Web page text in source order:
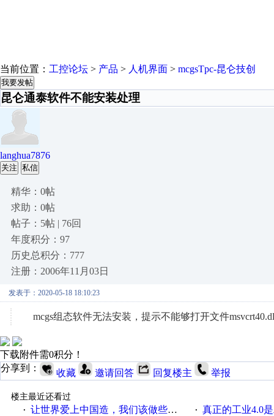
当前位置： 工控论坛 > 产品 > 人机界面 > mcgsTpc-昆仑技创
我要发帖
昆仑通泰软件不能安装处理
langhua7876
关注 私信
精华：0帖
求助：0帖
帖子：5帖 | 76回
年度积分：97
历史总积分：777
注册：2006年11月03日
发表于：2020-05-18 18:10:23
mcgs组态软件无法安装，提示不能够打开文件
下载附件需0积分！
分享到：
收藏 邀请回答 回复楼主 举报
楼主最近还看过
· 让世界爱上中国造，我们该做些什么 · 真正的工业4.0